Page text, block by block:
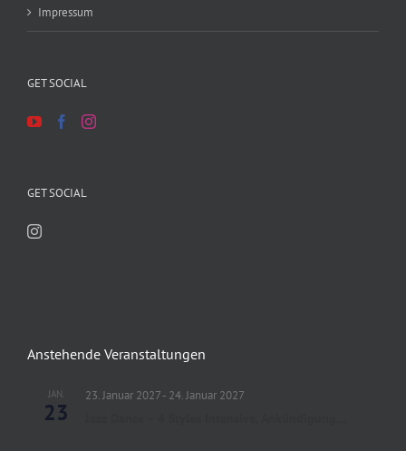
Impressum
GET SOCIAL
GET SOCIAL
Anstehende Veranstaltungen
JAN.
23
23. Januar 2027- 24. Januar 2027